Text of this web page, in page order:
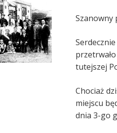
Szanowny
tutejszej
Chociaż
miejscu
dnia 3-go